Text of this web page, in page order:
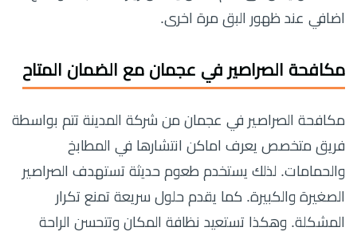
اضافي عند ظهور البق مرة اخرى.
مكافحة الصراصير في عجمان مع الضمان المتاح
مكافحة الصراصير في عجمان من شركة المدينة تتم بواسطة
فريق متخصص يعرف اماكن انتشارها في المطابخ
والحمامات. لذلك يستخدم طعوم حديثة تستهدف الصراصير
الصغيرة والكبيرة. كما يقدم حلول سريعة تمنع تكرار
المشكلة. وهكذا تستعيد نظافة المكان وتتحسن الراحة